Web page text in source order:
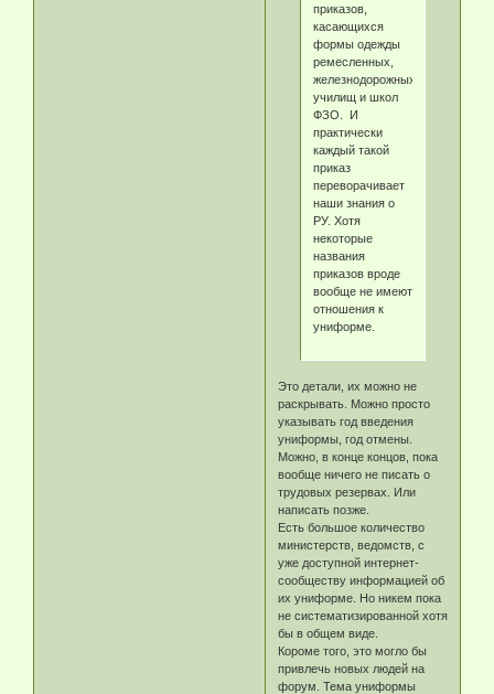
приказов,
касающихся
формы одежды
ремесленных,
железнодорожных
училищ и школ
ФЗО. И
практически
каждый такой
приказ
переворачивает
наши знания о
РУ. Хотя
некоторые
названия
приказов вроде
вообще не имеют
отношения к
униформе.
Это детали, их можно не
раскрывать. Можно просто
указывать год введения
униформы, год отмены.
Можно, в конце концов, пока
вообще ничего не писать о
трудовых резервах. Или
написать позже.
Есть большое количество
министерств, ведомств, с
уже доступной интернет-
сообществу информацией об
их униформе. Но никем пока
не систематизированной хотя
бы в общем виде.
Короме того, это могло бы
привлечь новых людей на
форум. Тема униформы